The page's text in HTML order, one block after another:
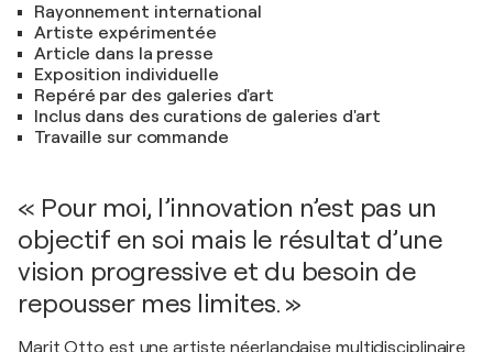
Rayonnement international
Artiste expérimentée
Article dans la presse
Exposition individuelle
Repéré par des galeries d'art
Inclus dans des curations de galeries d'art
Travaille sur commande
« Pour moi, l’innovation n’est pas un
objectif en soi mais le résultat d’une
vision progressive et du besoin de
repousser mes limites. »
Marit Otto est une artiste néerlandaise multidisciplinaire